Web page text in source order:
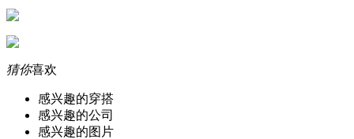
猜你喜欢
感兴趣的穿搭
感兴趣的公司
感兴趣的图片